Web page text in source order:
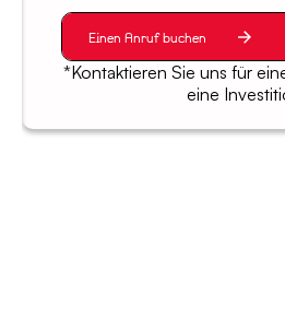
Einen Anruf buchen
*Kontaktieren Sie uns für
eine